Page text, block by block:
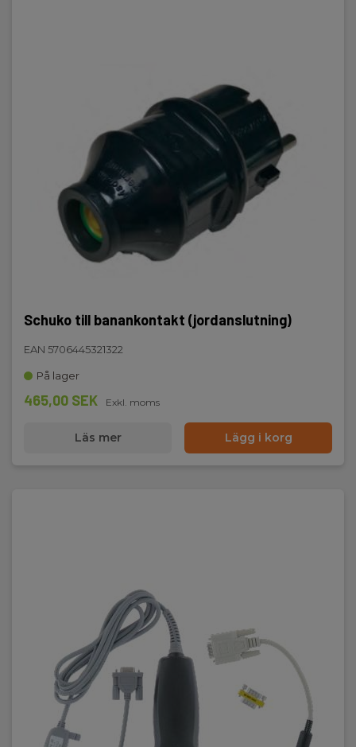
Schuko till banankontakt (jordanslutning)
EAN 5706445321322
På lager
465,00 SEK Exkl. moms
Läs mer Lägg i korg